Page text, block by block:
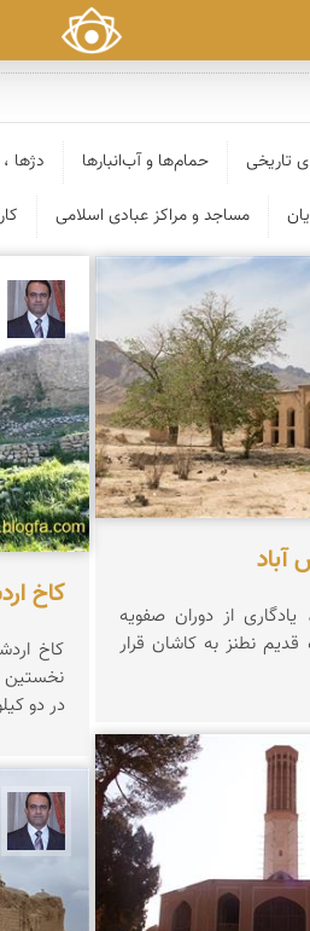
تاریخی حمام‌ها و آب‌انبارها دژها
مساجد و مراکز عبادی اسلامی
آباد
از دوران صفویه
نطنز به کاشان قرار
كاخ
نخستین
در دو